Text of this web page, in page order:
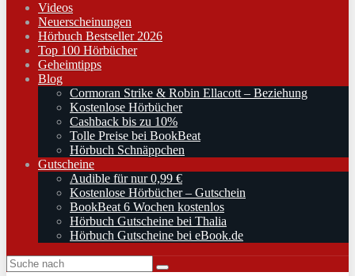
Videos
Neuerscheinungen
Hörbuch Bestseller 2026
Top 100 Hörbücher
Geheimtipps
Blog
Cormoran Strike & Robin Ellacott – Beziehung
Kostenlose Hörbücher
Cashback bis zu 10%
Tolle Preise bei BookBeat
Hörbuch Schnäppchen
Gutscheine
Audible für nur 0,99 €
Kostenlose Hörbücher – Gutschein
BookBeat 6 Wochen kostenlos
Hörbuch Gutscheine bei Thalia
Hörbuch Gutscheine bei eBook.de